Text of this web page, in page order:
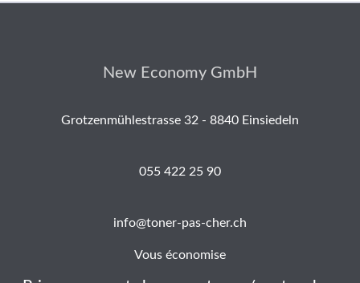
New Economy GmbH
Grotzenmühlestrasse 32 - 8840 Einsiedeln
055 422 25 90
info@toner-pas-cher.ch
Vous économise